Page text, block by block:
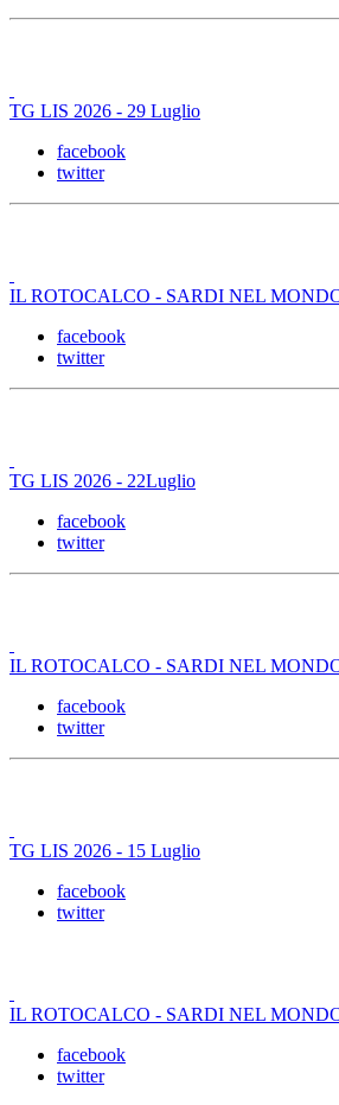
TG LIS 2026 - 29 Luglio
facebook
twitter
IL ROTOCALCO - SARDI NEL MONDO
facebook
twitter
TG LIS 2026 - 22Luglio
facebook
twitter
IL ROTOCALCO - SARDI NEL MONDO
facebook
twitter
TG LIS 2026 - 15 Luglio
facebook
twitter
IL ROTOCALCO - SARDI NEL MONDO
facebook
twitter